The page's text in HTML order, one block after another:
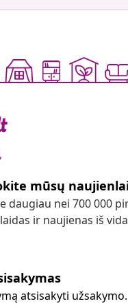
mūsų
daugiau nei 700 000
ir naujienas iš
atsisakyti užsakymo.